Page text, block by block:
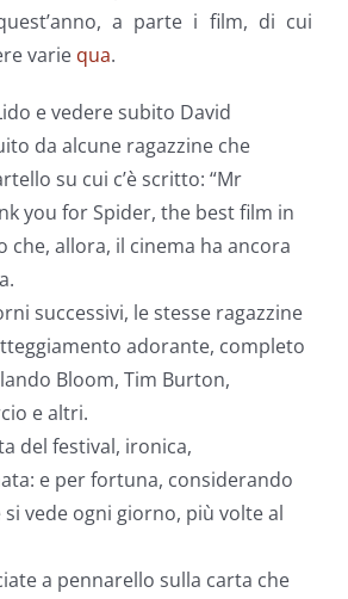
a parte i film, di cui
varie qua.
e vedere subito David
da alcune ragazzine che
su cui c’è scritto: “Mr
you for Spider, the best film in
che, allora, il cinema ha ancora
successivi, le stesse ragazzine
adorante, completo
Bloom, Tim Burton,
e altri.
del festival, ironica,
e per fortuna, considerando
si vede ogni giorno, più volte al
a pennarello sulla carta che